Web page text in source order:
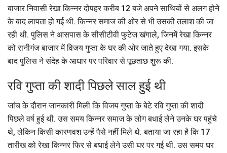
बाजार निवासी रेखा किन्नर दोपहर करीब 12 बजे अपने साथियों से अलग होने
के बाद लापता हो गई थी. किन्नर समाज की ओर से भी उसकी तलाश की जा
रही थी. पुलिस ने आसपास के सीसीटीवी फुटेज खंगाले, जिनमें रेखा किन्नर
को रानीगंज बाजार में विजय गुप्ता के घर की ओर जाते हुए देखा गया. इसके
बाद पुलिस ने संदेह के आधार पर परिवार से पूछताछ शुरू की.
रवि गुप्ता की शादी पिछले साल हुई थी
जांच के दौरान जानकारी मिली कि विजय गुप्ता के बेटे रवि गुप्ता की शादी
पिछले वर्ष हुई थी. उस समय किन्नर समाज के लोग बधाई लेने उनके घर पहुंचे
थे, लेकिन किसी कारणवश उन्हें पैसे नहीं मिले थे. बताया जा रहा है कि 17
तारीख को रेखा किन्नर फिर से बधाई लेने उसी घर पर गई थी. उस समय घर